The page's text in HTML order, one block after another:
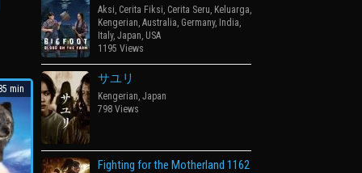
min
Aksi, Cerita Fiksi, Cerita Seru, Keluarga,
Kengerian, Australia, Germany, India,
Italy, Japan, USA
1195 Views
サユリ
Kengerian, Japan
798 Views
Fighting for the Motherland 1162